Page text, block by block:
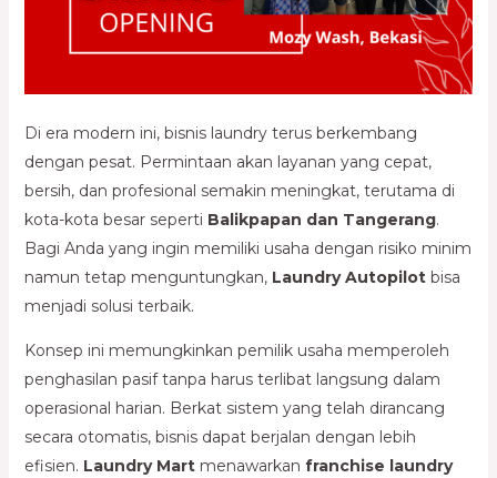
Di era modern ini, bisnis laundry terus berkembang
dengan pesat. Permintaan akan layanan yang cepat,
bersih, dan profesional semakin meningkat, terutama di
kota-kota besar seperti Balikpapan dan Tangerang.
Bagi Anda yang ingin memiliki usaha dengan risiko minim
namun tetap menguntungkan, Laundry Autopilotbisa
menjadi solusi terbaik.
Konsep ini memungkinkan pemilik usaha memperoleh
penghasilan pasif tanpa harus terlibat langsung dalam
operasional harian. Berkat sistem yang telah dirancang
secara otomatis, bisnis dapat berjalan dengan lebih
efisien. Laundry Martmenawarkan franchise laundry